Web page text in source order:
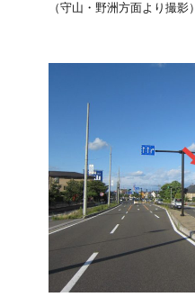
（守山・野洲方面より撮影）